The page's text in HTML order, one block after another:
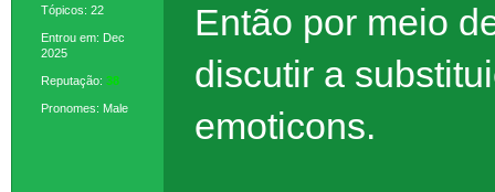
Tópicos: 22
Entrou em: Dec
2025
Reputação: 38
Pronomes: Male
Então por meio
discutir a
emoticons.